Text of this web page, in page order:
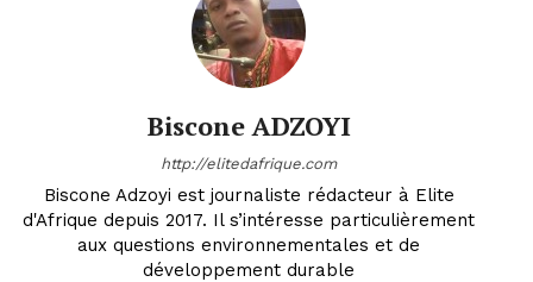
Biscone ADZOYI
http://elitedafrique.com
Biscone Adzoyi est journaliste rédacteur à Elite
d'Afrique depuis 2017. Il s’intéresse particulièrement
aux questions environnementales et de
développement durable